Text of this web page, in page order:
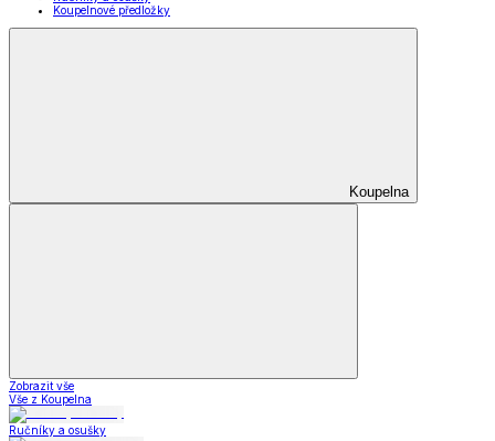
Koupelnové předložky
Koupelna
Zobrazit vše
Vše z Koupelna
Ručníky a osušky